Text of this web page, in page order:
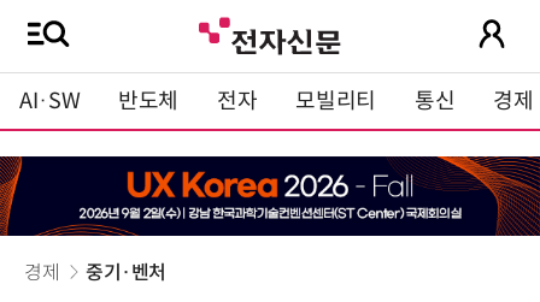
AI·SW 반도체 전자 모빌리티 통신 경제
경제 중기·벤처